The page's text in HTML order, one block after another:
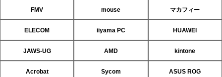
FMV mouse マカフィー
ELECOM iiyama PC HUAWEI
JAWS-UG AMD kintone
Acrobat Sycom ASUS ROG